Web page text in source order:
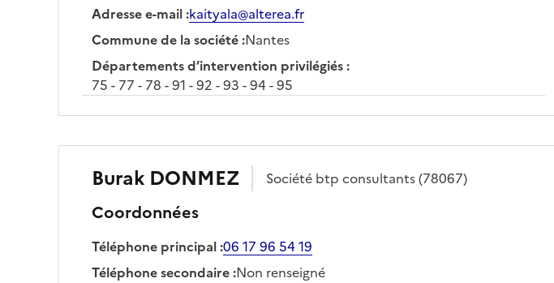
Adresse e-mail:kaityala@alterea.fr
Commune de la société:Nantes
Départements d’intervention privilégiés:
75 - 77 - 78 - 91 - 92 - 93 - 94 - 95
Burak DONMEZ Société btp consultants(78067)
Coordonnées
Téléphone principal:06 17 96 54 19
Téléphone secondaire:Non renseigné